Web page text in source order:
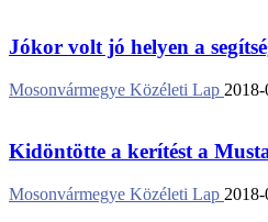
Jókor volt jó helyen a
Mosonvármegye Közéleti Lap
Kidöntötte a kerítést a
Mosonvármegye Közéleti Lap